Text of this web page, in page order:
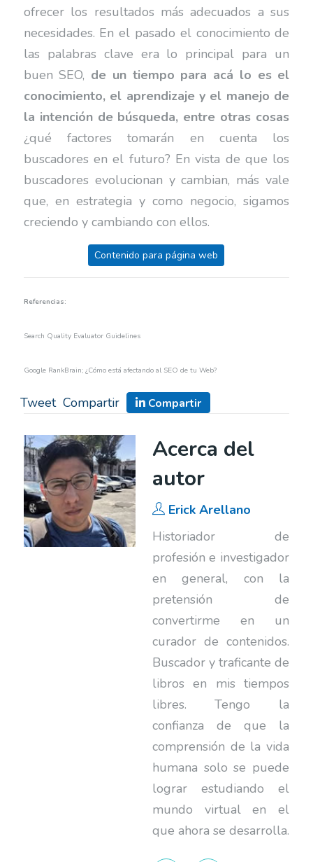
ofrecer los resultados más adecuados a sus
necesidades. En el pasado el conocimiento de
las palabras clave era lo principal para un
buen SEO, de un tiempo para acá lo es el
conocimiento, el aprendizaje y el manejo de
la intención de búsqueda, entre otras cosas
¿qué factores tomarán en cuenta los
buscadores en el futuro? En vista de que los
buscadores evolucionan y cambian, más vale
que, en estrategia y como negocio, sigamos
creciendo y cambiando con ellos.
Contenido para página web
Referencias:
Search Quality Evaluator Guidelines
Google RankBrain; ¿Cómo está afectando al SEO de tu Web?
Tweet Compartir Compartir
Acerca del
autor
Erick Arellano
Historiador de
profesión e investigador
en general, con la
pretensión de
convertirme en un
curador de contenidos.
Buscador y traficante de
libros en mis tiempos
libres. Tengo la
confianza de que la
comprensión de la vida
humana solo se puede
lograr estudiando el
mundo virtual en el
que ahora se desarrolla.